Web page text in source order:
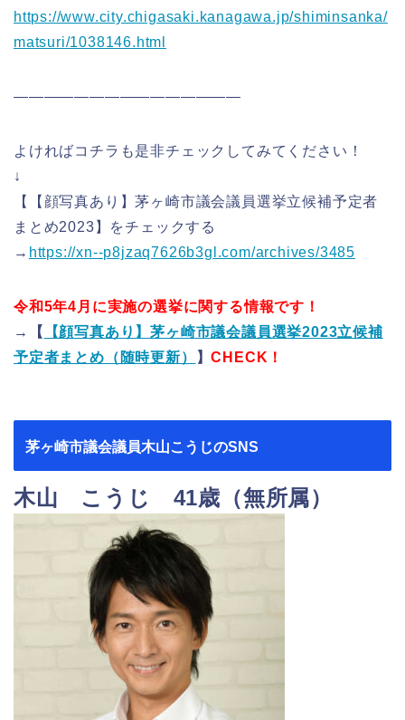
https://www.city.chigasaki.kanagawa.jp/shiminsanka/
matsuri/1038146.html
———————————————
よければコチラも是非チェックしてみてください！
↓
【【顔写真あり】茅ヶ崎市議会議員選挙立候補予定者
まとめ2023】をチェックする
→ https://xn--p8jzaq7626b3gl.com/archives/3485
令和5年4月に実施の選挙に関する情報です！
→【
【顔写真あり】茅ヶ崎市議会議員選挙2023立候補
予定者まとめ（随時更新）
】CHECK！
茅ヶ崎市議会議員木山こうじのSNS
木山 こうじ 41歳（無所属）